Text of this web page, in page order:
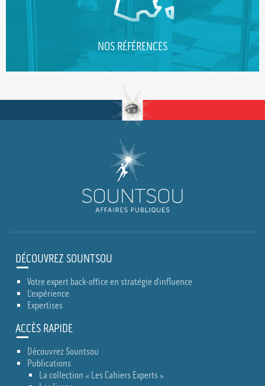
NOS RÉFÉRENCES
DÉCOUVREZ SOUNTSOU
Votre expert back-office en stratégie d’influence
L’expérience
Expertises
ACCÈS RAPIDE
Découvrez Sountsou
Publications
La collection « Les Cahiers Experts »